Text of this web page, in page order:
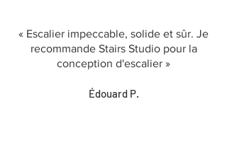
« Escalier impeccable, solide et sûr. Je
recommande Stairs Studio pour la
conception d'escalier »
Édouard P.